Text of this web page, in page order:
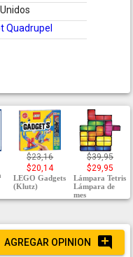
Quadrupel
$23,16
$20,14
LEGO Gadgets
(Klutz)
$39,95
$29,95
Lámpara Tetris
Lámpara de
mes
AGREGAR OPINION